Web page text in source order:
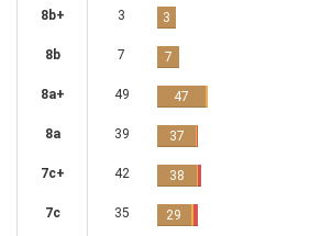
8b+ 3 3
8b 7 7
8a+ 49 47
8a 39 37
7c+ 42 38
7c 35 29